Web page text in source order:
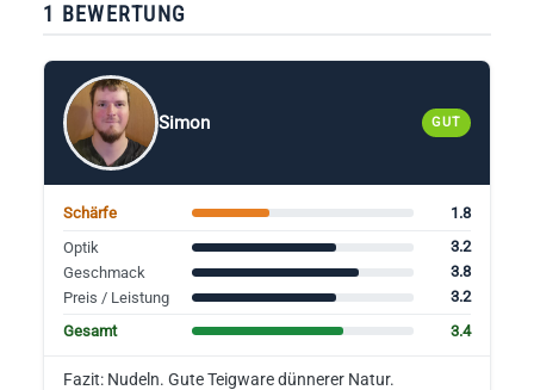
1 BEWERTUNG
Simon GUT
Schärfe
1.8
Optik
3.2
Geschmack
3.8
Preis / Leistung
3.2
Gesamt
3.4
Fazit: Nudeln. Gute Teigware dünnerer Natur.